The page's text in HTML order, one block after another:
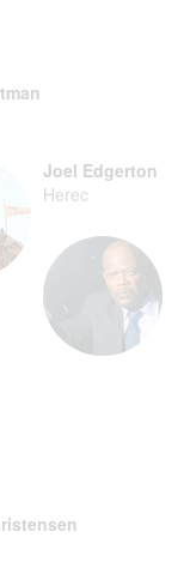
Joel Edgerton
Herec